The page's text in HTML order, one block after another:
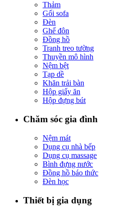
Thảm
Gối sofa
Đèn
Ghế đôn
Đồng hồ
Tranh treo tường
Thuyền mô hình
Nệm bệt
Tạp dề
Khăn trải bàn
Hộp giấy ăn
Hộp đựng bút
Chăm sóc gia đình
Nệm mát
Dụng cụ nhà bếp
Dụng cụ massage
Bình đựng nước
Đồng hồ báo thức
Đèn học
Thiết bị gia dụng